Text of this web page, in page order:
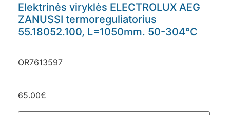
Elektrinės viryklės ELECTROLUX AEG
ZANUSSI termoreguliatorius
55.18052.100, L=1050mm. 50-304°C
OR7613597
65.00€